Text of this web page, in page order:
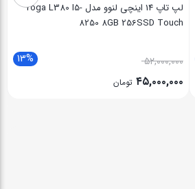
لپ تاپ 14 اینچی لنوو مدل Yoga L380 I5-
8250 8GB 256SSD Touch
13% ۵۲,۰۰۰,۰۰۰
۴۵,۰۰۰,۰۰۰ تومان